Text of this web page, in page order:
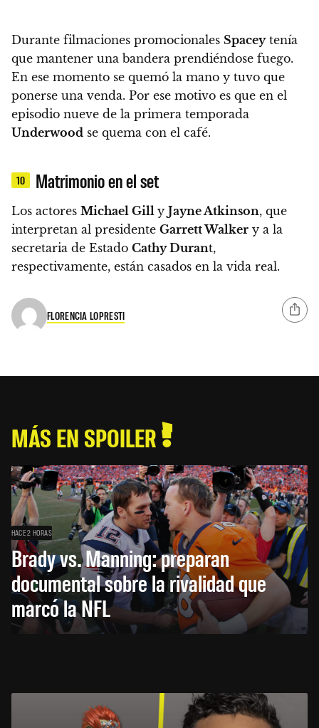
Durante filmaciones promocionales Spaceytenía
que mantener una bandera prendiéndose fuego.
En ese momento se quemó la mano y tuvo que
ponerse una venda. Por ese motivo es que en el
episodio nueve de la primera temporada
Underwood se quema con el café.
10 Matrimonio en el set
Los actores Michael Gill y Jayne Atkinson, que
interpretan al presidente Garrett Walker y a la
secretaria de Estado Cathy Durant,
respectivamente, están casados ​​en la vida real.
FLORENCIA LOPRESTI
MÁS EN SPOILER
HACE 2 HORAS
Brady vs. Manning: preparan
documental sobre la rivalidad que
marcó la NFL